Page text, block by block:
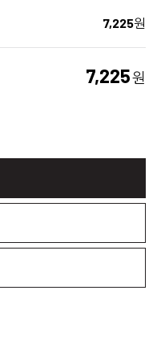
7,225원
7,225원